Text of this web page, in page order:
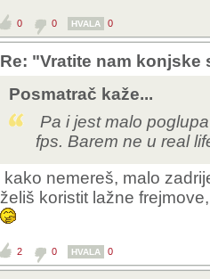
0 0 HVALA 0
Re: "Vratite nam konjske
Posmatrač kaže...
Pa i jest malo
fps. Barem ne u real
kako nemereš, malo
želiš koristit lažne
2 0 HVALA 0